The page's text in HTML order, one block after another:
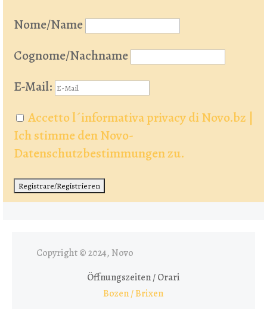
Nome/Name
Cognome/Nachname
E-Mail:
Accetto l´informativa privacy di Novo.bz |
Ich stimme den Novo-
Datenschutzbestimmungen zu.
Copyright © 2024, Novo
Öffnungszeiten / Orari
Bozen / Brixen